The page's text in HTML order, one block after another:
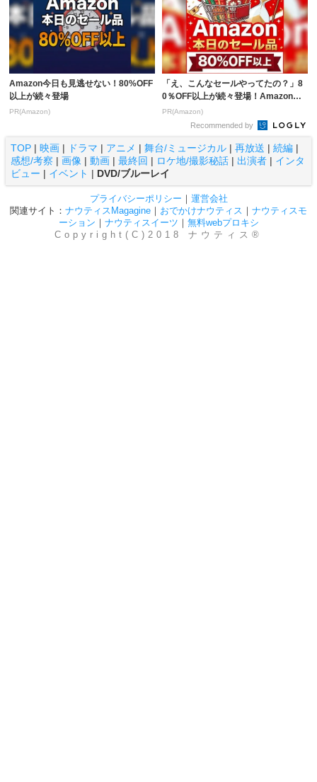
Amazon今日も見逃せない！80%OFF
以上が続々登場
PR(Amazon)
「え、こんなセールやってたの？」8
0％OFF以上が続々登場！Amazonの
本気が...
PR(Amazon)
Recommended by
TOP | 映画 | ドラマ | アニメ | 舞台/ミュージカル | 再放送 | 続編 |
感想/考察 | 画像 | 動画 | 最終回 | ロケ地/撮影秘話 | 出演者 | インタ
ビュー | イベント | DVD/ブルーレイ
プライバシーポリシー ｜ 運営会社
関連サイト： ナウティスMagagine ｜ おでかけナウティス ｜ ナウティスモ
ーション ｜ ナウティスイーツ ｜ 無料webプロキシ
Copyright(C)2018 ナウティス®